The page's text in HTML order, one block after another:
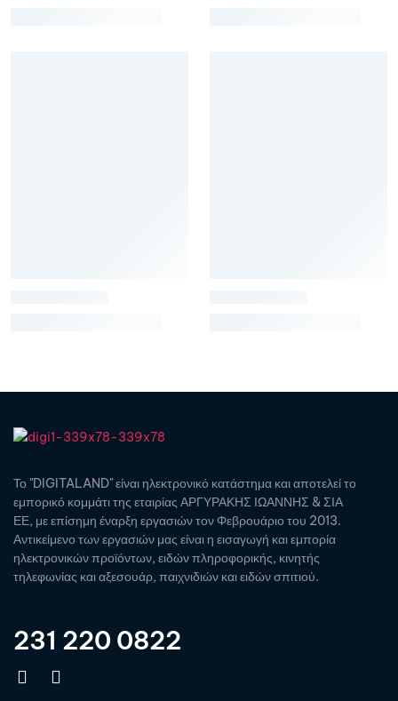
Το "DIGITALAND" είναι ηλεκτρονικό κατάστημα και αποτελεί το
εμπορικό κομμάτι της εταιρίας ΑΡΓΥΡΑΚΗΣ ΙΩΑΝΝΗΣ & ΣΙΑ
ΕΕ, με επίσημη έναρξη εργασιών τον Φεβρουάριο του 2013.
Αντικείμενο των εργασιών μας είναι η εισαγωγή και εμπορία
ηλεκτρονικών προϊόντων, ειδών πληροφορικής, κινητής
τηλεφωνίας και αξεσουάρ, παιχνιδιών και ειδών σπιτιού.
231 220 0822